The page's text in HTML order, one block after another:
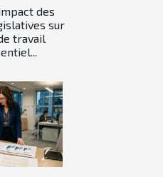
des
sur
travail